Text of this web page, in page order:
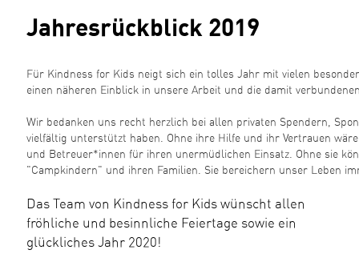
Jahresrückblick 2019
Für Kindness for Kids neigt sich ein tolles Jahr mit vielen
einen näheren Einblick in unsere Arbeit und die damit
Wir bedanken uns recht herzlich bei allen privaten Spendern,
vielfältig unterstützt haben. Ohne ihre Hilfe und ihr Vertrauen
und Betreuer*innen für ihren unermüdlichen Einsatz. Ohne sie
"Campkindern" und ihren Familien. Sie bereichern unser Leben
Das Team von Kindness for Kids wünscht allen
fröhliche und besinnliche Feiertage sowie ein
glückliches Jahr 2020!